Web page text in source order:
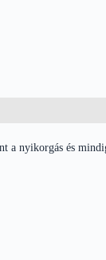
a nyikorgás és